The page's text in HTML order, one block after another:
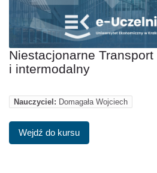
Niestacjonarne
i intermodalny
Nauczyciel: Domagała Wojciech
Wejdź do kursu